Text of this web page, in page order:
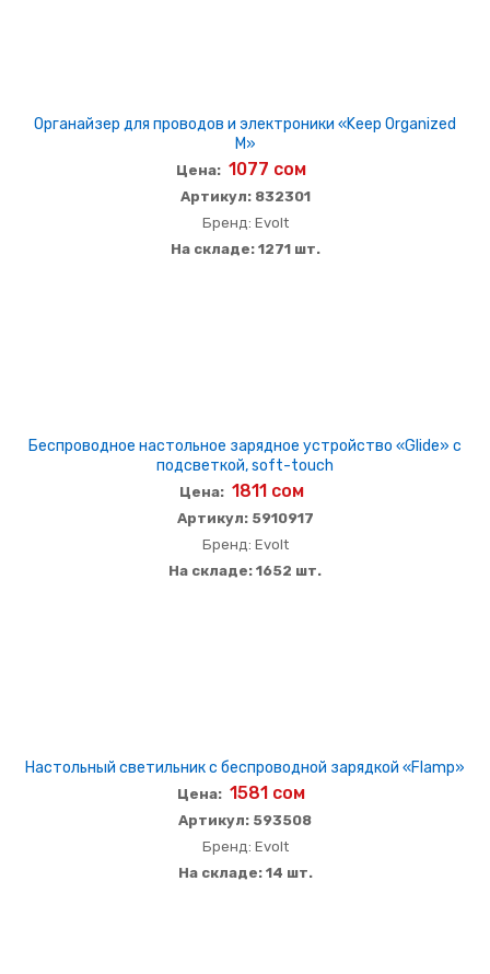
Органайзер для проводов и электроники «Keep Organized
M»
Цена: 1077 сом
Артикул: 832301
Бренд: Evolt
На складе: 1271 шт.
Беспроводное настольное зарядное устройство «Glide» с
подсветкой, soft-touch
Цена: 1811 сом
Артикул: 5910917
Бренд: Evolt
На складе: 1652 шт.
Настольный светильник с беспроводной зарядкой «Flamp»
Цена: 1581 сом
Артикул: 593508
Бренд: Evolt
На складе: 14 шт.